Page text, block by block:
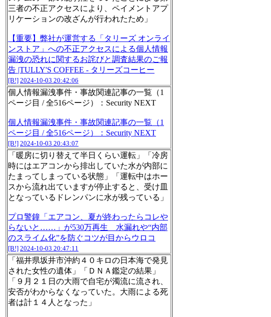
三者の不正アクセスにより、ペイメントアプ
リケーションの改ざんが行われたため」
【重要】弊社が運営する「タリーズ オンライ
ンストア」への不正アクセスによる個人情報
漏洩の恐れに関するお詫びと調査結果のご報
告 |TULLY'S COFFEE - タリーズコーヒー
[B!] 2024-10-03 20:42:06
個人情報漏洩事件・事故関連記事の一覧（1
ページ目 / 全516ページ）：Security NEXT
個人情報漏洩事件・事故関連記事の一覧（1
ページ目 / 全516ページ）：Security NEXT
[B!] 2024-10-03 20:43:07
「暖房に切り替えて半日くらい運転」「冷房
時にはエアコンから排出していた水が内部に
たまってしまっている状態」「運転中はホー
スから流れ出ていますが停止すると、受け皿
となっているドレンパンに水が残っている」
プロ警鐘「エアコン、夏が終わったらコレや
らないと……」が530万再生 水漏れや“内部
のスライム化”を防ぐコツが目からウロコ
[B!] 2024-10-03 20:47:11
「福井県坂井市沖約４０キロの日本海で発見
された女性の遺体」「ＤＮＡ鑑定の結果」
「９月２１日の大雨で自宅が濁流に流され、
安否がわからなくなっていた。大雨による死
者は計１４人となった」